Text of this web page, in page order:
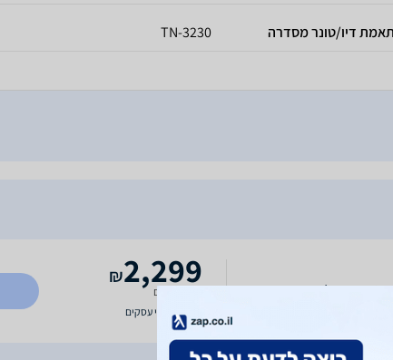
דיו/טונר מסדרה TN-3230
2,299
₪
משלוח חינם
עד 7 ימי עסקים